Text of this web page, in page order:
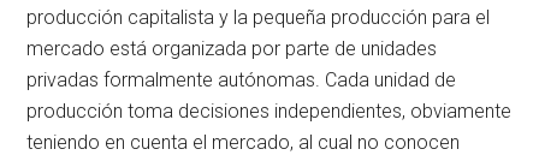
producción capitalista y la pequeña producción para el
mercado está organizada por parte de unidades
privadas formalmente autónomas. Cada unidad de
producción toma decisiones independientes, obviamente
teniendo en cuenta el mercado, al cual no conocen